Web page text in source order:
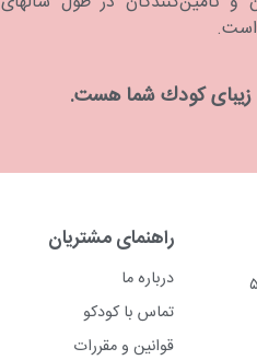
است.
زیبای كودك شما هست.
راهنمای مشتریان
درباره ما
تماس با کودکو
قوانین و مقررات